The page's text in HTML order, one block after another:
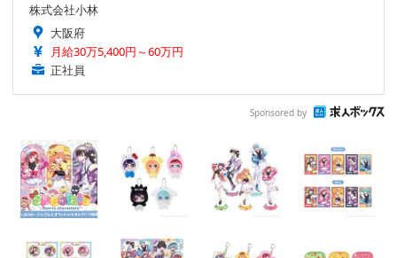
株式会社小林
大阪府
月給30万5,400円～60万円
正社員
Sponsored by